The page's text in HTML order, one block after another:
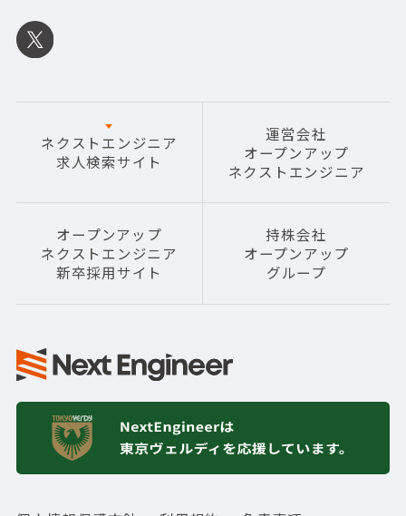
ネクストエンジニア
求人検索サイト
運営会社
オープンアップ
ネクストエンジニア
オープンアップ
ネクストエンジニア
新卒採用サイト
持株会社
オープンアップ
グループ